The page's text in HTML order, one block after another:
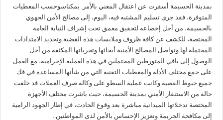
بمدينة الحسيمة أسفرت عن اعتقال المعني بالأمر. بمكناسوحسب المعطيات
المتوفرة، فقد جرى تسليم المشتبه فيه، اليوم، إلى مصالح الأمن الجهوي
بالحسيمة، من أجل إخضاعه لتحقيق معمق تحت إشراف النيابة العامة
المختصة، للكشف عن كافة ظروف وملابسات هذه القضية وتحديد الامتدادات
المحتملة لها.وتواصل المصالح الأمنية أبحاثها وتحرياتها المكثفة من أجل
الوصول إلى باقي المتورطين المحتملين في هذه العملية الإجرامية، مع العمل
على جمع مختلف الأدلة والمعطيات التقنية التي من شأنها المساعدة في فك
جميع خيوط القضية.وكانت عملية السطو على وكالة صرف العملات قد خلفت
حالة من الاستنفار الأمني بمدينة الحسيمة، حيث باشرت مختلف الأجهزة
المختصة تدخلاتها الميدانية مباشرة بعد وقوع الحادث، في إطار الجهود الرامية
إلى مكافحة الجريمة وتعزيز الإحساس بالأمن لدى المواطنين..